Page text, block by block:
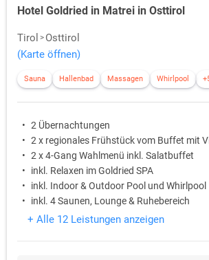
Hotel Goldried in Matrei in Osttirol
Tirol
Osttirol
(Karte öffnen)
Sauna Hallenbad Massagen Whirlpool
2 Übernachtungen
2 x regionales Frühstück vom Buffet mit
2 x 4-Gang Wahlmenü inkl. Salatbuffet
inkl. Relaxen im Goldried SPA
inkl. Indoor & Outdoor Pool und Whirlpool
inkl. 4 Saunen, Lounge & Ruhebereich
+ Alle 12 Leistungen anzeigen